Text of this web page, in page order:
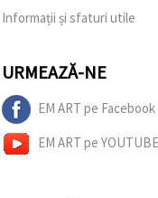
Informații și sfaturi utile
URMEAZĂ-NE
EM ART pe Facebook
EM ART pe YOUTUBE